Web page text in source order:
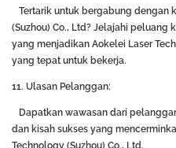
Tertarik untuk bergabung dengan
(Suzhou) Co., Ltd? Jelajahi peluang
yang menjadikan Aokelei Laser
yang tepat untuk bekerja.
11. Ulasan Pelanggan:
Dapatkan wawasan dari
dan kisah sukses yang